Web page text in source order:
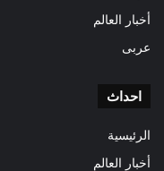
أخبار العالم
عربى
احداث
الرئيسية
أخبار العالم